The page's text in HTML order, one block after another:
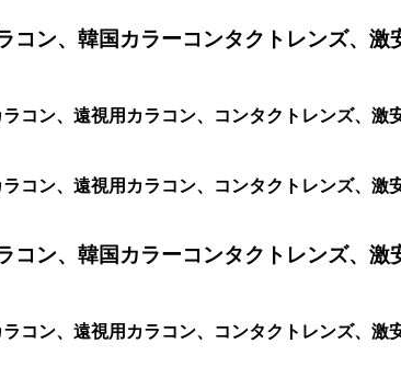
ン、韓国カラーコンタクトレンズ、
コン、遠視用カラコン、コンタクトレンズ、激
コン、遠視用カラコン、コンタクトレンズ、
ン、韓国カラーコンタクトレンズ、
コン、遠視用カラコン、コンタクトレンズ、激